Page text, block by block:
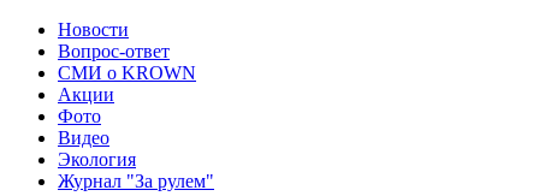
Новости
Вопрос-ответ
СМИ о KROWN
Акции
Фото
Видео
Экология
Журнал "За рулем"